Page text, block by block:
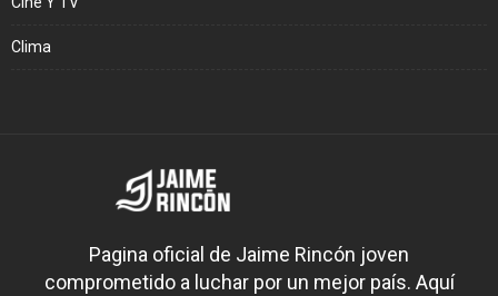
Clima
Pagina oficial de Jaime Rincón joven
comprometido a luchar por un mejor país. Aquí